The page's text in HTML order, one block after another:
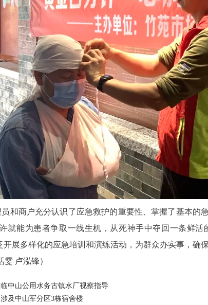
商户充分认识了应急救护的重要性、掌握了基本的
就能为患者争取一线生机，从死神手中夺回一条鲜
开展多样化的应急培训和演练活动，为群众办实事，确
卢泓锋）
中山公用水务古镇水厂视察指导
及中山军分区3栋宿舍楼